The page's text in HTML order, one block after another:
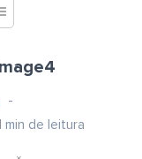
min de leitura